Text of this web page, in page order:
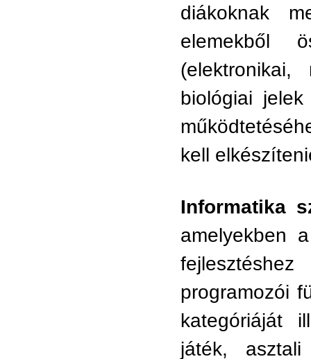
diákoknak
elemekből
(elektronikai,
biológiai
kell
Informatika
amelyekben
programozói
kategóriáját
játék, asztali